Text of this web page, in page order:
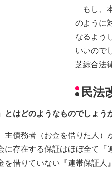
もし、
のように
なるよう
いいので
芝綜合法
民法
はどのようなものでしょう
主債務者（お金を借りた人）
に存在する保証はほぼ全て
を借りていない『連帯保証人